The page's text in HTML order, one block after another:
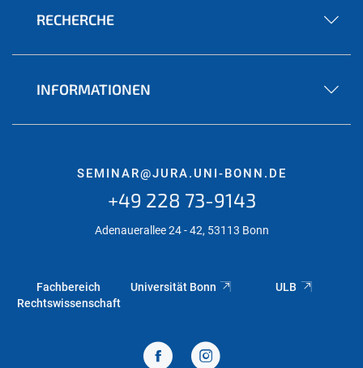
RECHERCHE
INFORMATIONEN
SEMINAR@JURA.UNI-BONN.DE
+49 228 73-9143
Adenauerallee 24 - 42, 53113 Bonn
Fachbereich
Rechtswissenschaft
Universität Bonn ULB